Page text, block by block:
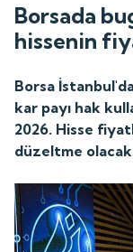
Borsada
hissenin
Borsa
kar payı hak
2026. Hisse
düzeltme